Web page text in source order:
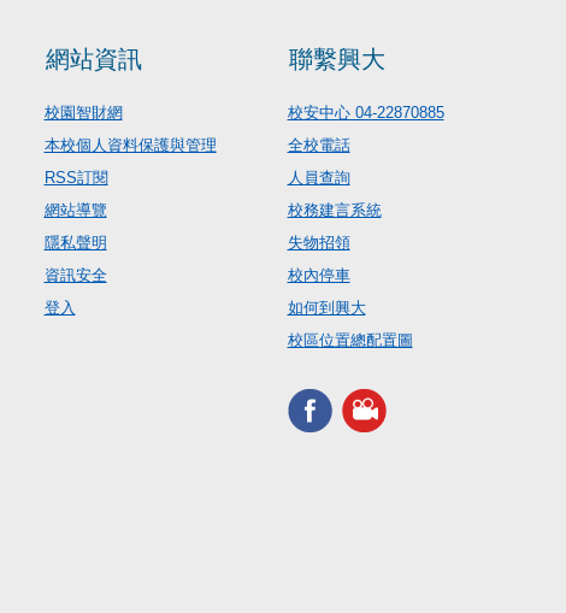
網站資訊
校園智財網
本校個人資料保護與管理
RSS訂閱
網站導覽
隱私聲明
資訊安全
登入
聯繫興大
校安中心 04-22870885
全校電話
人員查詢
校務建言系統
失物招領
校內停車
如何到興大
校區位置總配置圖